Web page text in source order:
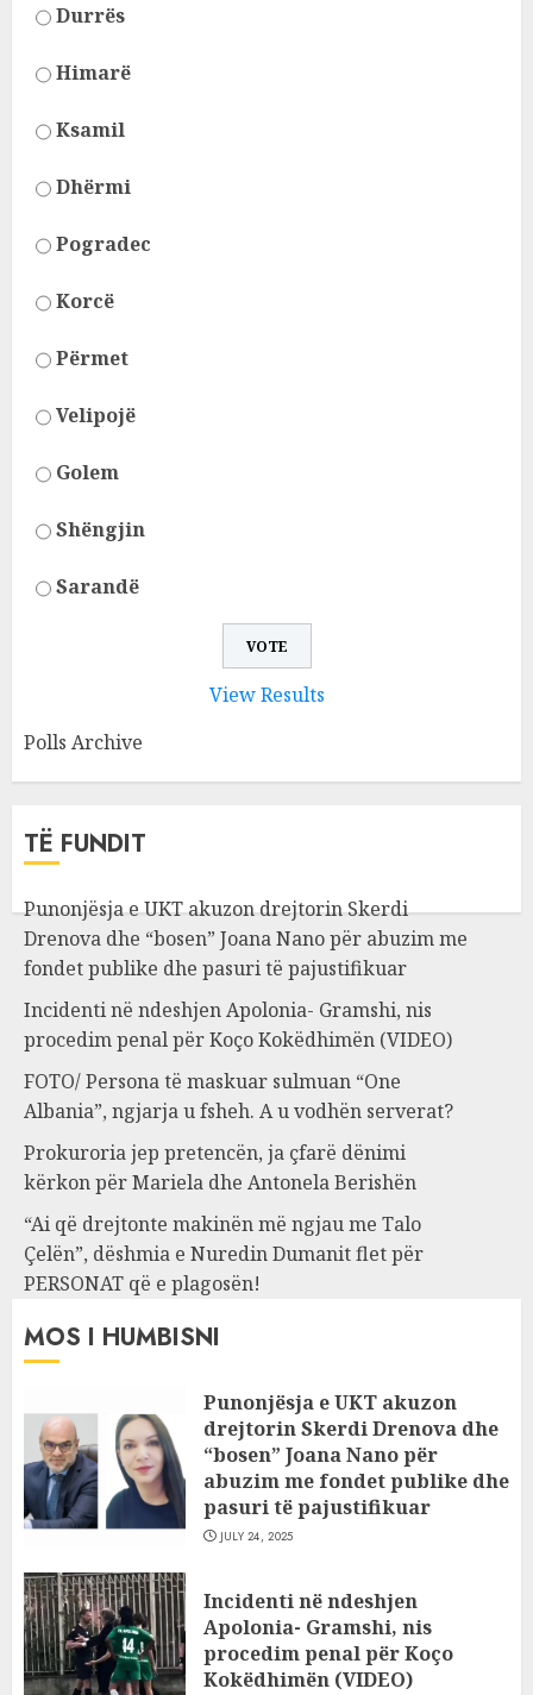
Durrës
Himarë
Ksamil
Dhërmi
Pogradec
Korcë
Përmet
Velipojë
Golem
Shëngjin
Sarandë
View Results
Polls Archive
TË FUNDIT
Punonjësja e UKT akuzon drejtorin Skerdi
Drenova dhe “bosen” Joana Nano për abuzim me
fondet publike dhe pasuri të pajustifikuar
Incidenti në ndeshjen Apolonia- Gramshi, nis
procedim penal për Koço Kokëdhimën (VIDEO)
FOTO/ Persona të maskuar sulmuan “One
Albania”, ngjarja u fsheh. A u vodhën serverat?
Prokuroria jep pretencën, ja çfarë dënimi
kërkon për Mariela dhe Antonela Berishën
“Ai që drejtonte makinën më ngjau me Talo
Çelën”, dëshmia e Nuredin Dumanit flet për
PERSONAT që e plagosën!
MOS I HUMBISNI
Punonjësja e UKT akuzon
drejtorin Skerdi Drenova dhe
“bosen” Joana Nano për
abuzim me fondet publike dhe
pasuri të pajustifikuar
JULY 24, 2025
Incidenti në ndeshjen
Apolonia- Gramshi, nis
procedim penal për Koço
Kokëdhimën (VIDEO)